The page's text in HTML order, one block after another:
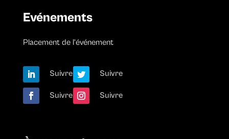
Evénements
Placement de l’événement
Suivre Suivre
Suivre Suivre